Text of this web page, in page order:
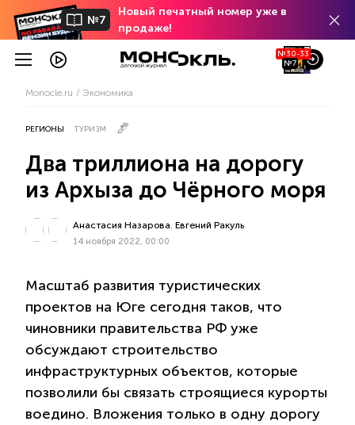
№7
Новый печатный номер уже в
продаже!
№30-33
№7
Monocle.ru Экономика
РЕГИОНЫ ТУРИЗМ
Два триллиона на дорогу
из Архыза до Чёрного моря
Анастасия Назарова Евгений Ракуль
14 ноября 2022, 00:00
Масштаб развития туристических
проектов на Юге сегодня таков, что
чиновники правительства РФ уже
обсуждают строительство
инфраструктурных объектов, которые
позволили бы связать строящиеся курорты
воедино. Вложения только в одну дорогу